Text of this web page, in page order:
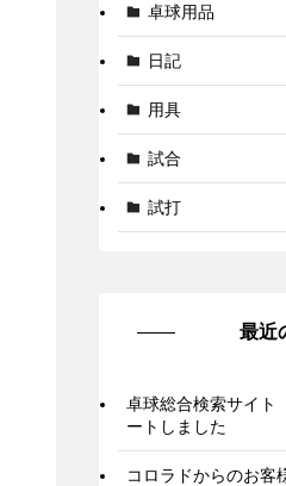
卓球用品
日記
用具
試合
試打
最近
卓球総合検索サイト
ートしました
コロラドからのお